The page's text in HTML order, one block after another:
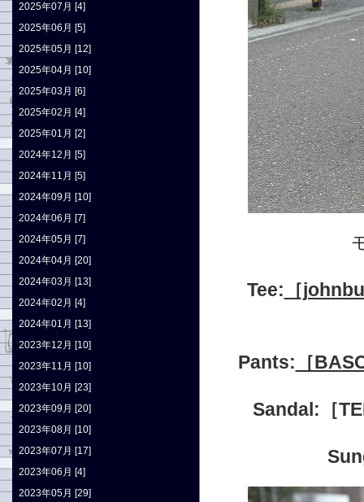
Tee: ［
Pants: ［
Sandal:［
2025年07月 [4]
2025年06月 [5]
2025年05月 [12]
2025年04月 [10]
2025年03月 [6]
2025年02月 [4]
2025年01月 [2]
2024年12月 [5]
2024年11月 [5]
2024年09月 [10]
2024年06月 [7]
2024年05月 [7]
2024年04月 [20]
2024年03月 [13]
2024年02月 [4]
2024年01月 [13]
2023年12月 [10]
2023年11月 [10]
2023年10月 [23]
2023年09月 [20]
2023年08月 [10]
2023年07月 [17]
2023年06月 [4]
2023年05月 [29]